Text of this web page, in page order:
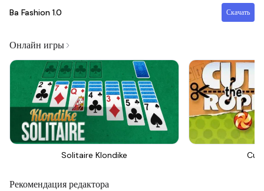
Ba Fashion 1.0 Скачать
Онлайн игры
Solitaire Klondike Cut
Рекомендация редактора